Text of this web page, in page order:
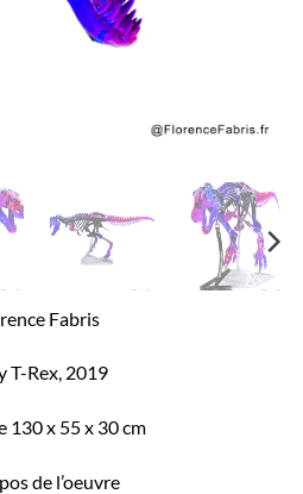
Fabris
T-Rex, 2019
130 x 55 x 30 cm
de l’oeuvre